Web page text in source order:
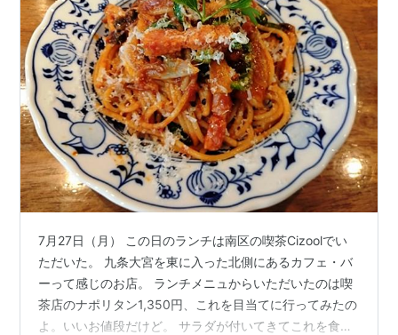
また「弘法さん」と呼ばれる縁日（弘法市）が有名。祖
師空海入寂の3月21日を期して、毎月21日に御影堂で行
われる御影供の日に市がたつ。当初は年に1回行われて
いたものが、1239年以降は毎月行われるようになっ
た。
東寺駅
京都市南区西九条蔵王町にある、近畿日本鉄道京都線の
駅。
駅名の通り、前述の東寺の最寄り駅。
近鉄京都線
[一部、同社奈良線と直通運転]
7月27日（月） この日のランチは南区の喫茶Cizoolでい
ただいた。 九条大宮を東に入った北側にあるカフェ・バ
ーって感じのお店。 ランチメニュからいただいたのは喫
茶店のナポリタン1,350円、これを目当てに行ってみたの
よ。いいお値段だけど。 サラダが付いてきてこれを食べ